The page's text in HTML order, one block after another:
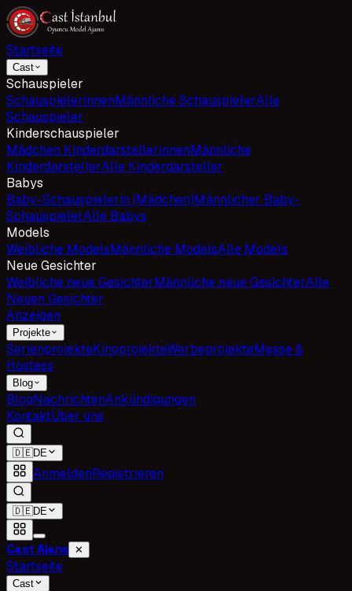
Startseite
Cast
Schauspieler
SchauspielerinnenMännliche SchauspielerAlle
Schauspieler
Kinderschauspieler
Mädchen KinderdarstellerinnenMännliche
KinderdarstellerAlle Kinderdarsteller
Babys
Baby-Schauspielerin (Mädchen)Männlicher Baby-
SchauspielerAlle Babys
Models
Weibliche ModelsMännliche ModelsAlle Models
Neue Gesichter
Weibliche neue GesichterMännliche neue GesichterAlle
Neuen Gesichter
Anzeigen
Projekte
SerienprojekteKinoprojekteWerbeprojekteMesse &
Hostess
Blog
BlogNachrichtenAnkündigungen
KontaktÜber uns
🇩🇪DE
AnmeldenRegistrieren
🇩🇪DE
Cast Ajans ✕
Startseite
Cast